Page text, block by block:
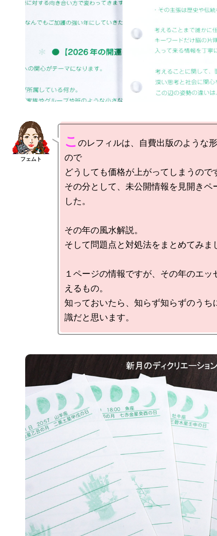
こ のレフィルは、自費出版のような
ので
どうしても価格が上がってしまうので
その分として、未公開情報を見開きペ
した。
その年の風水解説。
そして問題点と対処法をまとめてみま
１ページの情報ですが、その年のエッ
えるもの。
知っておいたら、知らず知らずのうち